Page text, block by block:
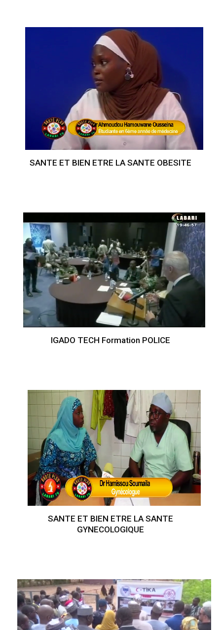
SANTE ET BIEN ETRE LA SANTE OBESITE
IGADO TECH Formation POLICE
SANTE ET BIEN ETRE LA SANTE
GYNECOLOGIQUE